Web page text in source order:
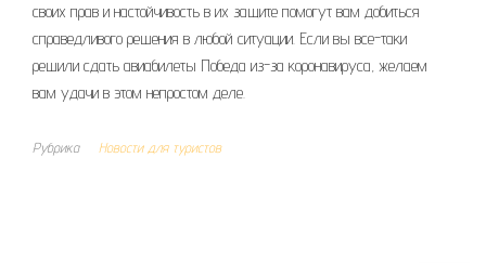
своих прав и настойчивость в их защите помогут вам добиться
справедливого решения в любой ситуации. Если вы все-таки
решили сдать авиабилеты Победа из-за коронавируса, желаем
вам удачи в этом непростом деле.
Рубрика Новости для туристов